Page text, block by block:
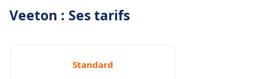
Veeton : Ses tarifs
Standard